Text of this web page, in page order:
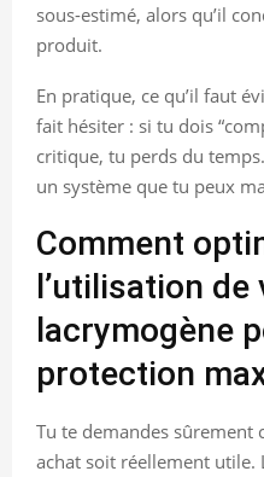
sous-estimé, alors qu’il
produit.
En pratique, ce qu’il faut
fait hésiter : si tu dois
critique, tu perds du
un système que tu peux
Comment
l’utilisation
lacrymogène
protection
Tu te demandes
achat soit réellement utile.